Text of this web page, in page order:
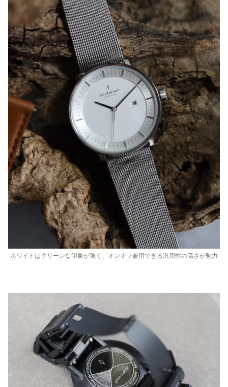
ホワイトはクリーンな印象が強く、オンオフ兼用できる汎用性の高さが魅力